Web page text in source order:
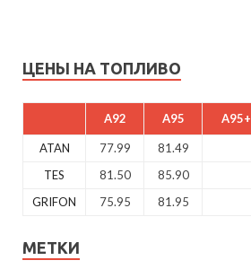
ЦЕНЫ НА ТОПЛИВО
A92 A95 A95+
ATAN 77.99 81.49
TES
81.50 85.90
GRIFON
75.95 81.95
МЕТКИ